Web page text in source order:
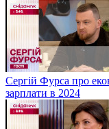
Сергій Фурса про
зарплати в 2024